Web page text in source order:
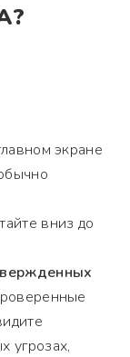
экране
вниз до
угрозах,